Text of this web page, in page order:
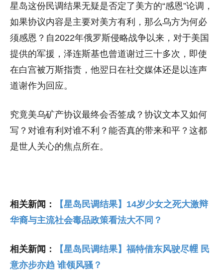
星岛这份民调结果无疑是否定了美方的“感恩”论调，
如果协议内容是主要对美方有利，那么乌方为何必
须感恩？自2022年俄罗斯侵略战争以来，对于美国
提供的军援，泽连斯基也曾道谢过三十多次，即使
在白宫被万斯指责，他翌日在社交媒体还是以连声
道谢作为回应。
究竟美乌矿产协议最终会否签成？协议文本又如何
写？对谁有利对谁不利？能否真的带来和平？这都
是世人关心的焦点所在。
相关新闻：
【星岛民调结果】14岁少女之死大激辩
华裔与主流社会毒品政策看法大不同？
相关新闻：
【星岛民调结果】福特借东风驶尽𢃇 民
意亦步亦趋 谁领风骚？